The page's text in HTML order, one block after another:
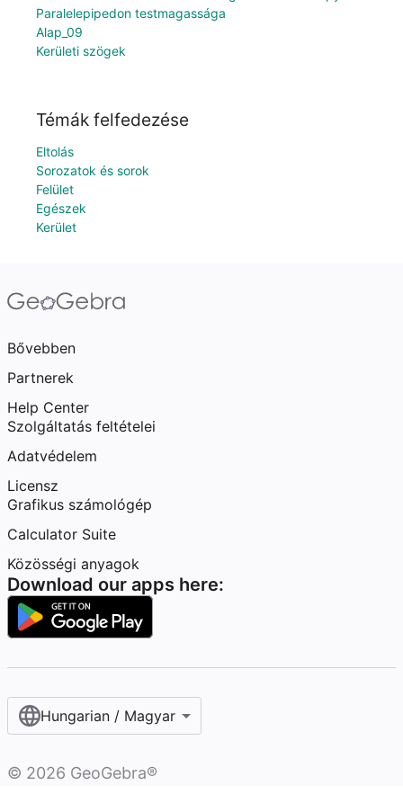
Paralelepipedon testmagassága
Alap_09
Kerületi szögek
Témák felfedezése
Eltolás
Sorozatok és sorok
Felület
Egészek
Kerület
Bővebben
Partnerek
Help Center
Szolgáltatás feltételei
Adatvédelem
Licensz
Grafikus számológép
Calculator Suite
Közösségi anyagok
Download our apps here:
Hungarian / Magyar‎
© 2026 GeoGebra®